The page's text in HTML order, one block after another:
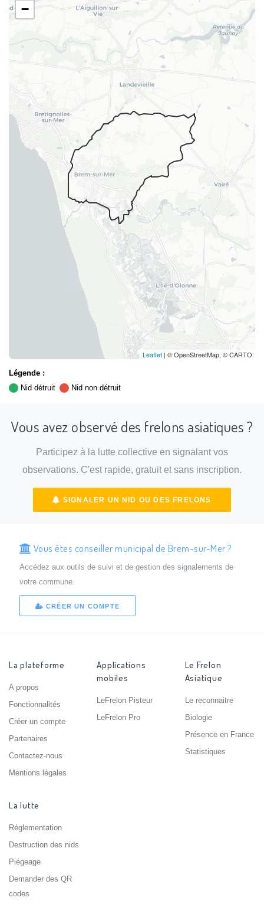
−
Leaflet | © OpenStreetMap, © CARTO
Légende :
Nid détruit
Nid non détruit
Vous avez observé des frelons asiatiques ?
Participez à la lutte collective en signalant vos
observations. C'est rapide, gratuit et sans inscription.
SIGNALER UN NID OU DES FRELONS
Vous êtes conseiller municipal de Brem-sur-Mer ?
Accédez aux outils de suivi et de gestion des signalements de
votre commune.
CRÉER UN COMPTE
La plateforme
A propos
Fonctionnalités
Créer un compte
Partenaires
Contactez-nous
Mentions légales
Applications
mobiles
LeFrelon Pisteur
LeFrelon Pro
Le Frelon
Asiatique
Le reconnaitre
Biologie
Présence en France
Statistiques
La lutte
Réglementation
Destruction des nids
Piégeage
Demander des QR
codes